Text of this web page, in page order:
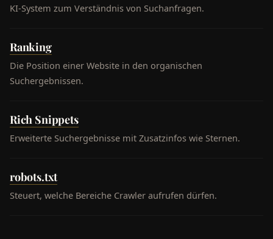
KI-System zum Verständnis von Suchanfragen.
Ranking
Die Position einer Website in den organischen
Suchergebnissen.
Rich Snippets
Erweiterte Suchergebnisse mit Zusatzinfos wie Sternen.
robots.txt
Steuert, welche Bereiche Crawler aufrufen dürfen.